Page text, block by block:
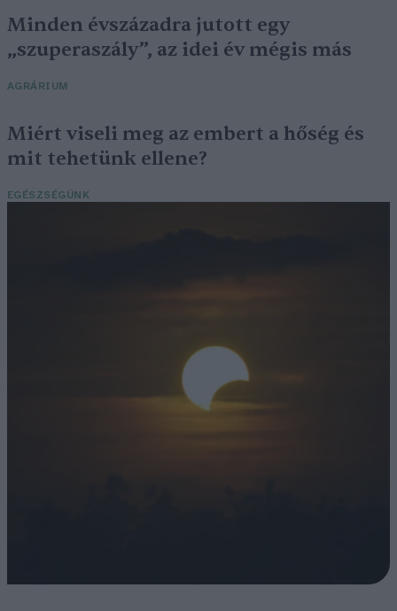
Minden évszázadra jutott egy
„szuperaszály”, az idei év mégis más
AGRÁRIUM
Miért viseli meg az embert a hőség és
mit tehetünk ellene?
EGÉSZSÉGÜNK